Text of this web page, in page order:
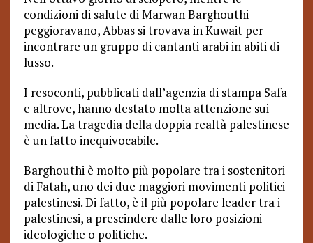
condizioni di salute di Marwan Barghouthi
peggioravano, Abbas si trovava in Kuwait per
incontrare un gruppo di cantanti arabi in abiti di
lusso.
I resoconti, pubblicati dall’agenzia di stampa Safa
e altrove, hanno destato molta attenzione sui
media. La tragedia della doppia realtà palestinese
è un fatto inequivocabile.
Barghouthi è molto più popolare tra i sostenitori
di Fatah, uno dei due maggiori movimenti politici
palestinesi. Di fatto, è il più popolare leader tra i
palestinesi, a prescindere dalle loro posizioni
ideologiche o politiche.